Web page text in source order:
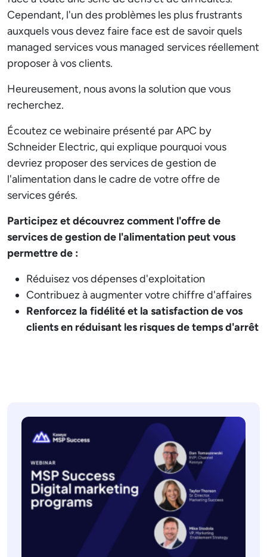
Cependant, l'un des problèmes les plus frustrants
auxquels vous devez faire face est de savoir quels
managed services vous managed services réellement
proposer à vos clients.
Heureusement, nous avons la solution que vous
recherchez.
Écoutez ce webinaire présenté par APC by
Schneider Electric, qui explique pourquoi vous
devriez proposer des services de gestion de
l'alimentation dans le cadre de votre offre de
services gérés.
Participez et découvrez comment l'offre de
services de gestion de l'alimentation peut vous
permettre de :
Réduisez vos dépenses d'exploitation
Contribuez à augmenter votre chiffre d'affaires
Renforcez la fidélité et la satisfaction de vos
clients en réduisant les risques de temps d'arrêt